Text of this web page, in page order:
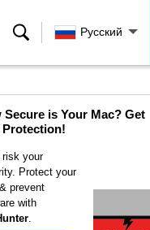
Поиск Русский
Secure is Your Mac? Get
Protection!
risk your
Protect your
prevent
with
.